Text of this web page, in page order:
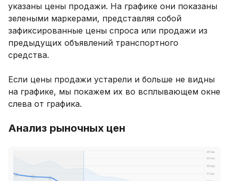
указаны цены продажи. На графике они показаны
зелеными маркерами, представляя собой
зафиксированные цены спроса или продажи из
предыдущих объявлений транспортного
средства.
Если цены продажи устарели и больше не видны
на графике, мы покажем их во всплывающем окне
слева от графика.
Анализ рыночных цен